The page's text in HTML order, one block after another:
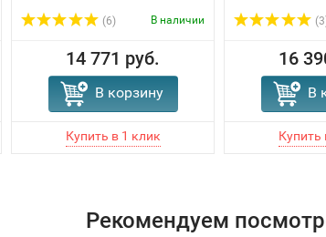
(6) В наличии
14 771 руб.
В корзину
16
В
Рекомендуем